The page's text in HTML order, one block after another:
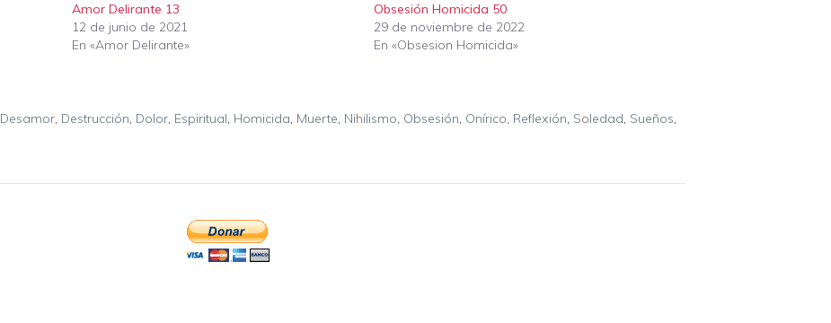
Amor Delirante 13
12 de junio de 2021
En «Amor Delirante»
Obsesión Homicida 50
29 de noviembre de 2022
En «Obsesion Homicida»
Desamor, Destrucción, Dolor, Espiritual, Homicida, Muerte, Nihilismo, Obsesión, Onírico, Reflexión, Soledad, Sueños,